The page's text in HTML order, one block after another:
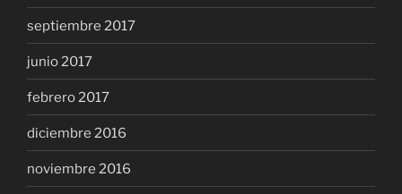
septiembre 2017
junio 2017
febrero 2017
diciembre 2016
noviembre 2016